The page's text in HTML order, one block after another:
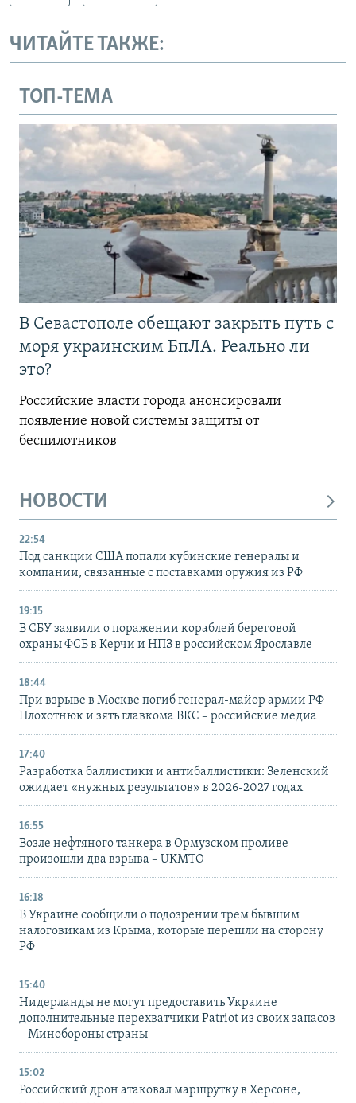
ЧИТАЙТЕ ТАКЖЕ:
ТОП-ТЕМА
В Севастополе обещают закрыть путь с
моря украинским БпЛА. Реально ли
это?
Российские власти города анонсировали
появление новой системы защиты от
беспилотников
НОВОСТИ
22:54
Под санкции США попали кубинские генералы и
компании, связанные с поставками оружия из РФ
19:15
В СБУ заявили о поражении кораблей береговой
охраны ФСБ в Керчи и НПЗ в российском Ярославле
18:44
При взрыве в Москве погиб генерал-майор армии РФ
Плохотнюк и зять главкома ВКС – российские медиа
17:40
Разработка баллистики и антибаллистики: Зеленский
ожидает «нужных результатов» в 2026-2027 годах
16:55
Возле нефтяного танкера в Ормузском проливе
произошли два взрыва – UKMTO
16:18
В Украине сообщили о подозрении трем бывшим
налоговикам из Крыма, которые перешли на сторону
РФ
15:40
Нидерланды не могут предоставить Украине
дополнительные перехватчики Patriot из своих запасов
– Минобороны страны
15:02
Российский дрон атаковал маршрутку в Херсоне,